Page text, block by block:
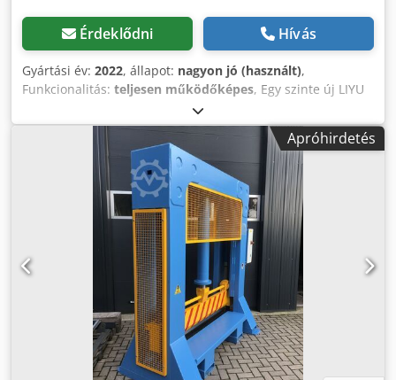
Érdeklődni Hívás
Gyártási év: 2022, állapot: nagyon jó (használt),
Funkcionalitás: teljesen működőképes, Egy szinte új LIYU
IECHO TK4s vágóplottert / CNC marógépet kínálunk, 2022-
es gyártási évvel. Gyártó: LIYU IECHO Modell: TK4s Gyártás
éve: 2022 Állapot: szinte új Géptípus: vágóplotter / CNC
marógép PLATINUM Q-CUT 3532 síkágyas vágógép
kamerával + 1,8 kW marómodullal Szoftverrel, monitorral
és PC-vel együtt. Keveset használt, kitűnő állapotban.
Munkaterület: 3500 x 3200 mm Felszereltség: automatikus
kamerabeállító rendszer (CCD), regionális
vákuumrendszer, AKI rendszer a precíz késpozíció-
beállításhoz, valamint két motor az X-tengelyen a nagy
pontosság és tiszta vágási eredmény érdekében. Maximális
anyagvastagság: 45 mm Maximális vágási sebesség: 1500
mm/s Vágási pontosság: ±0,1 mm Formátumok: PLT, DXF,
HPGL, PDF, EPS Vákuumszivattyú: 7,5 kW 6 zónás
vezérlőrendszer Két vágófej, biztonsági berendezés,
Apróhirdetés